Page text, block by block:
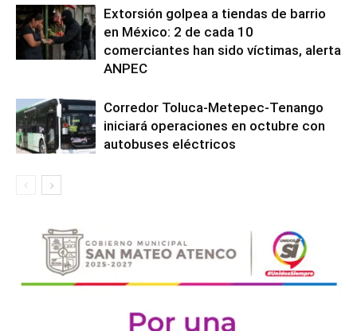
Extorsión golpea a tiendas de barrio
en México: 2 de cada 10
comerciantes han sido víctimas, alerta
ANPEC
Corredor Toluca-Metepec-Tenango
iniciará operaciones en octubre con
autobuses eléctricos